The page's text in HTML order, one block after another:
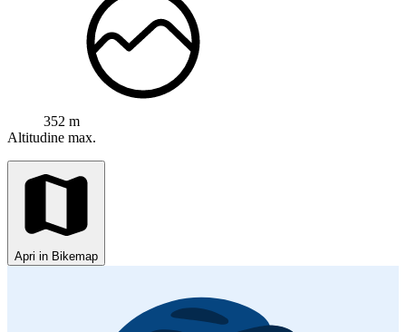
352 m
Altitudine max.
Apri in Bikemap